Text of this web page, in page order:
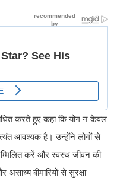
करते हुए कहा कि योग न केवल
आवश्यक है। उन्होंने लोगों से
करें और स्वस्थ जीवन की
बीमारियों से सुरक्षा